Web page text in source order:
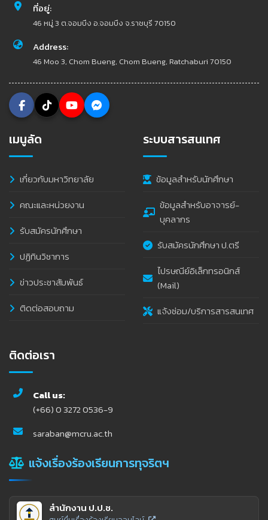
ที่อยู่:
46 หมู่ 3 ต.จอมบึง อ.จอมบึง จ.ราชบุรี 70150
Address:
46 Moo 3, Chom Bueng, Chom Bueng, Ratchaburi 70150
เมนูลัด
เกี่ยวกับมหาวิทยาลัย
คณะและหน่วยงาน
รับสมัครนักศึกษา
ปฏิทินวิชาการ
ข่าวประชาสัมพันธ์
ติดต่อสอบถาม
ระบบสารสนเทศ
ข้อมูลสำหรับนักศึกษา
ข้อมูลสำหรับอาจารย์-
บุคลากร
รับสมัครนักศึกษา ป.ตรี
ไปรษณีย์อิเล็กทรอนิกส์
(Mail)
แจ้งซ่อม/บริการสารสนเทศ
ติดต่อเรา
Call us:
(+66) 0 3272 0536-9
saraban@mcru.ac.th
แจ้งเรื่องร้องเรียนการทุจริตฯ
สำนักงาน ป.ป.ช.